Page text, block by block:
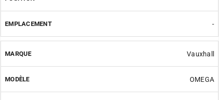
-
Vauxhall
OMEGA